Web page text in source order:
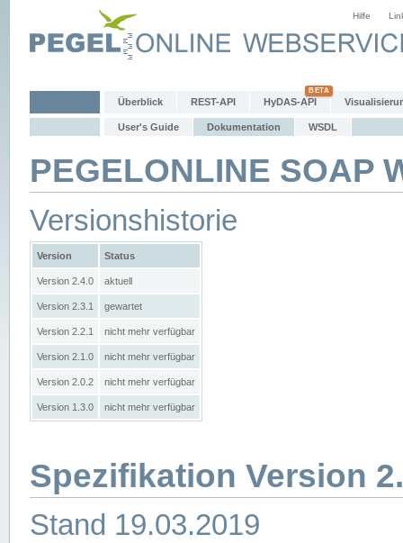
Hilfe
Überblick REST-API HyDAS-API
User's Guide Dokumentation WSDL
PEGELONLINE SOAP
Versionshistorie
Version Status
Version 2.4.0 aktuell
Version 2.3.1 gewartet
Version 2.2.1 nicht mehr verfügbar
Version 2.1.0 nicht mehr verfügbar
Version 2.0.2 nicht mehr verfügbar
Version 1.3.0 nicht mehr verfügbar
Spezifikation Version
Stand 19.03.2019